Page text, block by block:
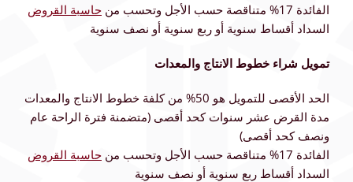
الفائدة 17% متناقصة حسب الأجل وتحسب من
حاسبة القروض
السداد أقساط سنوية أو ربع سنوية أو نصف سنوية
تمويل شراء خطوط الانتاج والمعدات
الحد الأقصى للتمويل هو 50% من كلفة خطوط الانتاج والمعدات
مدة القرض عشر سنوات كحد أقصى (متضمنة فترة الراحة عام
ونصف كحد أقصى)
الفائدة 17% متناقصة حسب الأجل وتحسب من
حاسبة القروض
السداد أقساط ربع سنوية أو نصف سنوية